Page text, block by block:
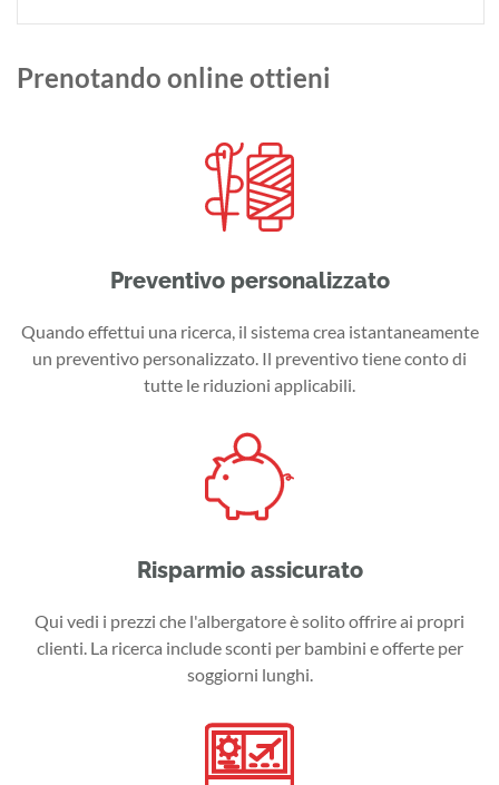
Prenotando online ottieni
Preventivo personalizzato
Quando effettui una ricerca, il sistema crea istantaneamente
un preventivo personalizzato. Il preventivo tiene conto di
tutte le riduzioni applicabili.
Risparmio assicurato
Qui vedi i prezzi che l'albergatore è solito offrire ai propri
clienti. La ricerca include sconti per bambini e offerte per
soggiorni lunghi.